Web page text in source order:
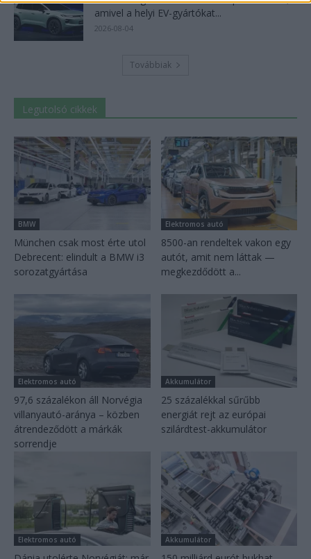
amivel a helyi EV-gyártókat...
2026-08-04
Továbbiak
Legutolsó cikkek
BMW
München csak most érte utol
Debrecent: elindult a BMW i3
sorozatgyártása
Elektromos autó
8500-an rendeltek vakon egy
autót, amit nem láttak —
megkezdődött a...
Elektromos autó
97,6 százalékon áll Norvégia
villanyautó-aránya – közben
átrendeződött a márkák
sorrendje
Akkumulátor
25 százalékkal sűrűbb
energiát rejt az európai
szilárdtest-akkumulátor
Elektromos autó Akkumulátor